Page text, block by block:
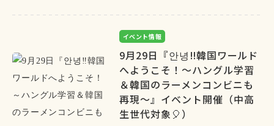
イベント情報
9月29日『안녕‼韓国ワールド
へようこそ！～ハングル学習
＆韓国のラーメンコンビニも
再現～』イベント開催（中高
生世代対象🎈）